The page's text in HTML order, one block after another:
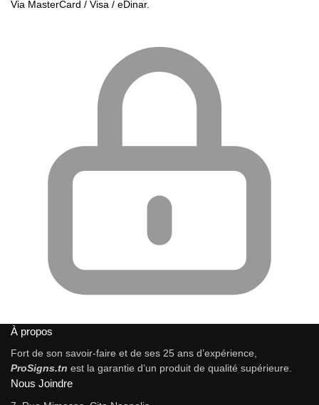
Via MasterCard / Visa / eDinar.
À propos
Fort de son savoir-faire et de ses 25 ans d’expérience,
ProSigns.tn est la garantie d’un produit de qualité supérieure.
Nous Joindre